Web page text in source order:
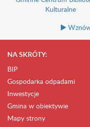
Kulturalne
NA SKRÓTY:
BIP
Gospodarka odpadami
Inwestycje
Gmina w obiektywie
Mapy strony